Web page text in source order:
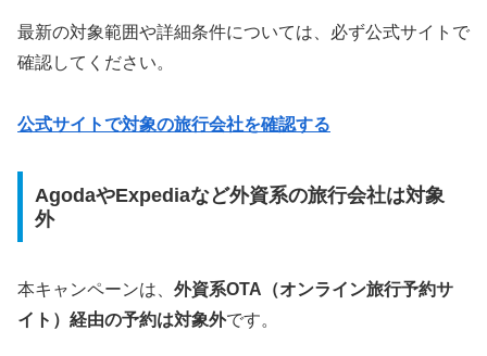
最新の対象範囲や詳細条件については、必ず公式サイトで
確認してください。
公式サイトで対象の旅行会社を確認する
AgodaやExpediaなど外資系の旅行会社は対象
外
本キャンペーンは、 外資系OTA（オンライン旅行予約サ
イト）経由の予約は対象外です。